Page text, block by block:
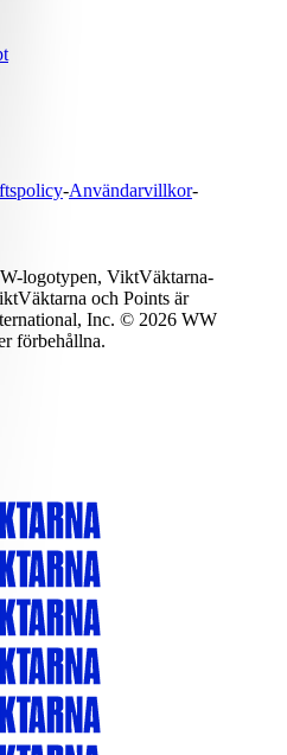
-Användarvillkor-
logotypen, ViktVäktarna-
och Points är
Inc. © 2026 WW
förbehållna.